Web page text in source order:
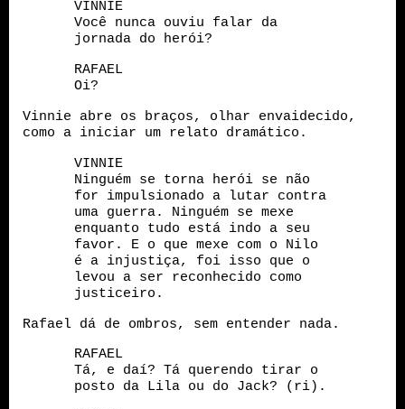
VINNIE
Você nunca ouviu falar da
jornada do herói?
RAFAEL
Oi?
Vinnie abre os braços, olhar envaidecido,
como a iniciar um relato dramático.
VINNIE
Ninguém se torna herói se não
for impulsionado a lutar contra
uma guerra. Ninguém se mexe
enquanto tudo está indo a seu
favor. E o que mexe com o Nilo
é a injustiça, foi isso que o
levou a ser reconhecido como
justiceiro.
Rafael dá de ombros, sem entender nada.
RAFAEL
Tá, e daí? Tá querendo tirar o
posto da Lila ou do Jack? (ri).